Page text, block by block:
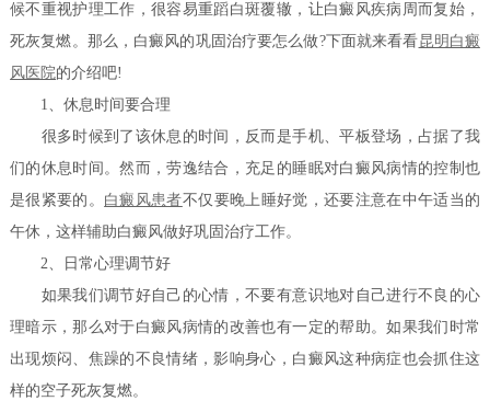
候不重视护理工作，很容易重蹈白斑覆辙，让白癜风疾病周而复始，
死灰复燃。那么，白癜风的巩固治疗要怎么做?下面就来看看昆明白癜
风医院的介绍吧!
1、休息时间要合理
很多时候到了该休息的时间，反而是手机、平板登场，占据了我
们的休息时间。然而，劳逸结合，充足的睡眠对白癜风病情的控制也
是很紧要的。 白癜风患者不仅要晚上睡好觉，还要注意在中午适当的
午休，这样辅助白癜风做好巩固治疗工作。
2、日常心理调节好
如果我们调节好自己的心情，不要有意识地对自己进行不良的心
理暗示，那么对于白癜风病情的改善也有一定的帮助。如果我们时常
出现烦闷、焦躁的不良情绪，影响身心，白癜风这种病症也会抓住这
样的空子死灰复燃。